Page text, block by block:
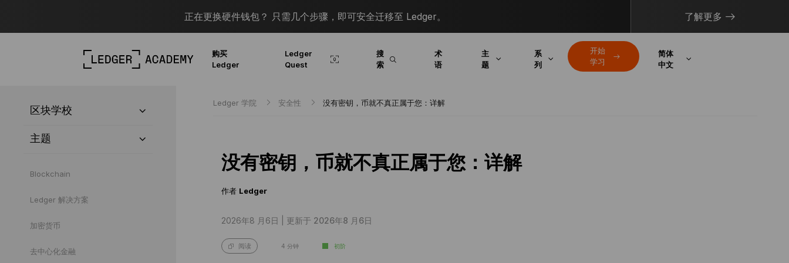
正在更换硬件钱包？ 只需几个步骤，即可安全迁移至 Ledger。 了解更多
购买
Ledger
Ledger
Quest
搜
索
术
语
主
题
系
列
开始
学习
简体
中文
区块学校
主题
Blockchain
Ledger 解决方案
加密货币
去中心化金融
Ledger 学院 安全性 没有密钥，币就不真正属于您：详解
没有密钥，币就不真正属于您：详解
作者 Ledger
2026年8 月6日 | 更新于 2026年8 月6日
阅读 4 分钟 初阶